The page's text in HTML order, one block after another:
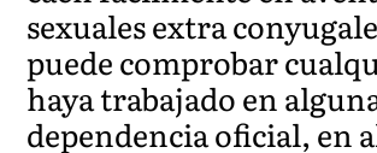
sexuales extra
puede comprobar
haya trabajado en
dependencia oficial, en